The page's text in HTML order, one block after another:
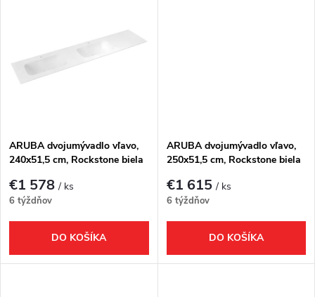
u
k
o
v
k
o
v
ARUBA dvojumývadlo vľavo,
240x51,5 cm, Rockstone biela
€1 578/ ks
6 týždňov
DO KOŠÍKA
ARUBA dvojumývadlo vľavo,
250x51,5 cm, Rockstone biela
€1 615/ ks
6 týždňov
DO KOŠÍKA